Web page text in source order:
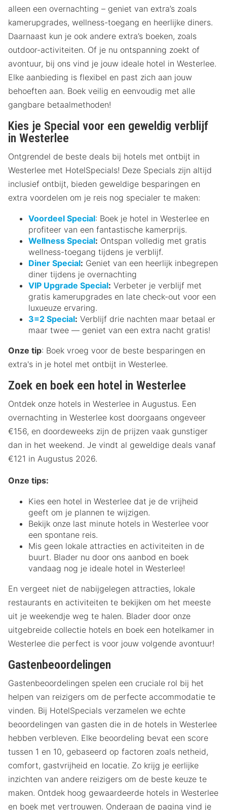
alleen een overnachting – geniet van extra’s zoals
kamerupgrades, wellness-toegang en heerlijke diners.
Daarnaast kun je ook andere extra’s boeken, zoals
outdoor-activiteiten. Of je nu ontspanning zoekt of
avontuur, bij ons vind je jouw ideale hotel in Westerlee.
Elke aanbieding is flexibel en past zich aan jouw
behoeften aan. Boek veilig en eenvoudig met alle
gangbare betaalmethoden!
Kies je Special voor een geweldig verblijf
in Westerlee
Ontgrendel de beste deals bij hotels met ontbijt in
Westerlee met HotelSpecials! Deze Specials zijn altijd
inclusief ontbijt, bieden geweldige besparingen en
extra voordelen om je reis nog specialer te maken:
Voordeel Special: Boek je hotel in Westerlee en
profiteer van een fantastische kamerprijs.
Wellness Special: Ontspan volledig met gratis
wellness-toegang tijdens je verblijf.
Diner Special: Geniet van een heerlijk inbegrepen
diner tijdens je overnachting
VIP Upgrade Special: Verbeter je verblijf met
gratis kamerupgrades en late check-out voor een
luxueuze ervaring.
3=2 Special: Verblijf drie nachten maar betaal er
maar twee — geniet van een extra nacht gratis!
Onze tip: Boek vroeg voor de beste besparingen en
extra's in je hotel met ontbijt in Westerlee.
Zoek en boek een hotel in Westerlee
Ontdek onze hotels in Westerlee in Augustus. Een
overnachting in Westerlee kost doorgaans ongeveer
€156, en doordeweeks zijn de prijzen vaak gunstiger
dan in het weekend. Je vindt al geweldige deals vanaf
€121 in Augustus 2026.
Onze tips:
Kies een hotel in Westerlee dat je de vrijheid
geeft om je plannen te wijzigen.
Bekijk onze last minute hotels in Westerlee voor
een spontane reis.
Mis geen lokale attracties en activiteiten in de
buurt. Blader nu door ons aanbod en boek
vandaag nog je ideale hotel in Westerlee!
En vergeet niet de nabijgelegen attracties, lokale
restaurants en activiteiten te bekijken om het meeste
uit je weekendje weg te halen. Blader door onze
uitgebreide collectie hotels en boek een hotelkamer in
Westerlee die perfect is voor jouw volgende avontuur!
Gastenbeoordelingen
Gastenbeoordelingen spelen een cruciale rol bij het
helpen van reizigers om de perfecte accommodatie te
vinden. Bij HotelSpecials verzamelen we echte
beoordelingen van gasten die in de hotels in Westerlee
hebben verbleven. Elke beoordeling bevat een score
tussen 1 en 10, gebaseerd op factoren zoals netheid,
comfort, gastvrijheid en locatie. Zo krijg je eerlijke
inzichten van andere reizigers om de beste keuze te
maken. Ontdek hoog gewaardeerde hotels in Westerlee
en boek met vertrouwen. Onderaan de pagina vind je